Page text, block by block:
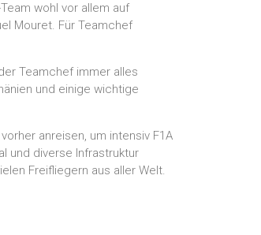
wohl vor allem auf
Mouret. Für Teamchef
Teamchef immer alles
und einige wichtige
anreisen, um intensiv F1A
und diverse Infrastruktur
Freifliegern aus aller Welt.